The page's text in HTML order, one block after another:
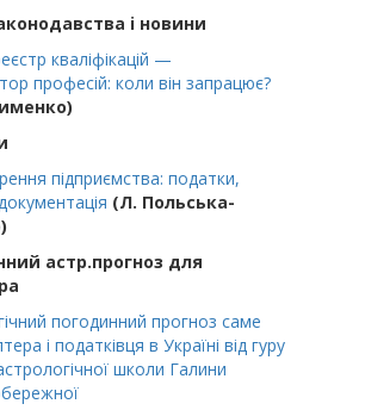
i новини
кваліфікацій —
професій: коли він запрацює?
підприємства: податки,
(Л. Польська-
астр.прогноз для
погодинний прогноз саме
і податківця в Україні від гуру
школи Галини